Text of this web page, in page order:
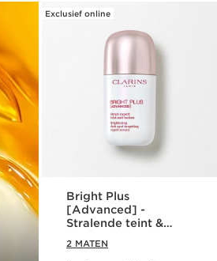
Exclusief online
Bright Plus
[Advanced] -
Stralende teint &
serum
2 MATEN